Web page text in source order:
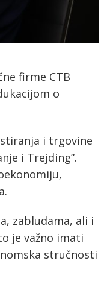
firme CTB
o
i trgovine
i Trejding”.
zabludama, ali i
je važno imati
stručnosti